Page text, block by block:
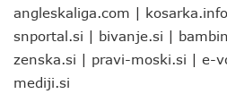
angleskaliga.com | kosarka.info
snportal.si | bivanje.si |
zenska.si | pravi-moski.si | e-
mediji.si